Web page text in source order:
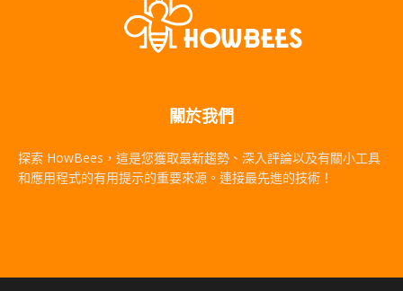
關於我們
探索 HowBees，這是您獲取最新趨勢、深入評論以及有關小工具
和應用程式的有用提示的重要來源。連接最先進的技術！